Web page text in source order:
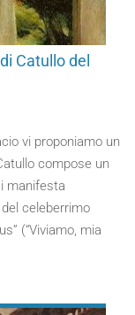
Catullo del
vi proponiamo un
compose un
manifesta
celeberrimo
(“Viviamo, mia